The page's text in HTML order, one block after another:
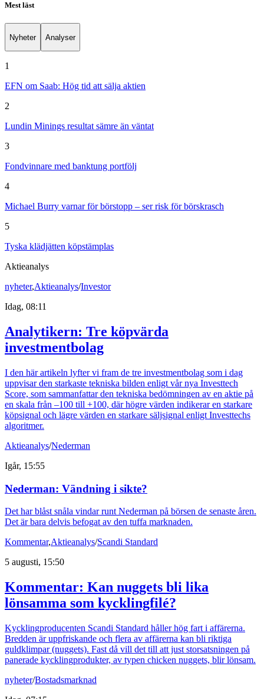
Mest läst
Nyheter Analyser
1
EFN om Saab: Hög tid att sälja aktien
2
Lundin Minings resultat sämre än väntat
3
Fondvinnare med banktung portfölj
4
Michael Burry varnar för börstopp – ser risk för börskrasch
5
Tyska klädjätten köpstämplas
Aktieanalys
nyheter,Aktieanalys/Investor
Idag, 08:11
Analytikern: Tre köpvärda
investmentbolag
I den här artikeln lyfter vi fram de tre investmentbolag som i dag
uppvisar den starkaste tekniska bilden enligt vår nya Investtech
Score, som sammanfattar den tekniska bedömningen av en aktie på
en skala från –100 till +100, där högre värden indikerar en starkare
köpsignal och lägre värden en starkare säljsignal enligt Investtechs
algoritmer.
Aktieanalys/Nederman
Igår, 15:55
Nederman: Vändning i sikte?
Det har blåst snåla vindar runt Nederman på börsen de senaste åren.
Det är bara delvis befogat av den tuffa marknaden.
Kommentar,Aktieanalys/Scandi Standard
5 augusti, 15:50
Kommentar: Kan nuggets bli lika
lönsamma som kycklingfilé?
Kycklingproducenten Scandi Standard håller hög fart i affärerna.
Bredden är uppfriskande och flera av affärerna kan bli riktiga
guldklimpar (nuggets). Fast då vill det till att just storsatsningen på
panerade kycklingprodukter, av typen chicken nuggets, blir lönsam.
nyheter/Bostadsmarknad